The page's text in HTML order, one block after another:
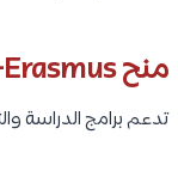
منح Erasmus+:
تدعم برامج الدراسة